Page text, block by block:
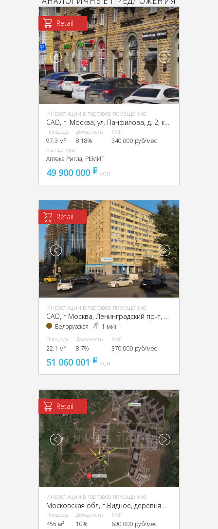
Retail
Инвестиции в торговое помещение
CАО, г. Москва, ул. Панфилова, д. 2, корп. 2
Площадь
97.3 м²
Доходность
8.18%
МАП
340 000 руб/мес
Арендаторы
Аптека Ригла, РЕМИТ
49 900 000 pуб
УСН
Retail
Инвестиции в торговое помещение
Белорусская 1 мин
Площадь
22.1 м²
Доходность
8.7%
МАП
370 000 руб/мес
51 060 001 pуб
УСН
Retail
Инвестиции в торговое помещение
Московская обл, г Видное, деревня Сапроново
Площадь
455 м²
Доходность
10%
МАП
600 000 руб/мес